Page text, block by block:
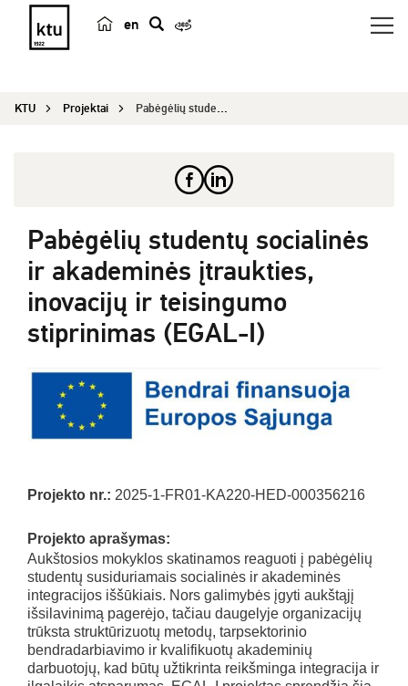
en
e
KTU Projektai Pabėgėlių studentų socialinės ir akademinės įtra...
Pabėgėlių studentų socialinės
ir akademinės įtraukties,
inovacijų ir teisingumo
stiprinimas (EGAL-I)
Projekto nr.: 2025-1-FR01-KA220-HED-000356216
Projekto aprašymas:
Aukštosios mokyklos skatinamos reaguoti į pabėgėlių
studentų susiduriamais socialinės ir akademinės
integracijos iššūkiais. Nors galimybės įgyti aukštąjį
išsilavinimą pagerėjo, tačiau daugelyje organizacijų
trūksta struktūrizuotų metodų, tarpsektorinio
bendradarbiavimo ir kvalifikuotų akademinių
darbuotojų, kad būtų užtikrinta reikšminga integracija ir